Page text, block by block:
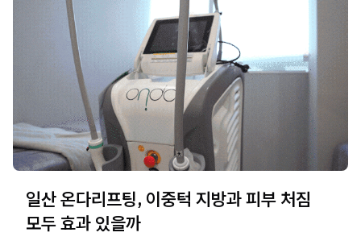
일산 온다리프팅, 이중턱 지방과 피부 처짐
모두 효과 있을까